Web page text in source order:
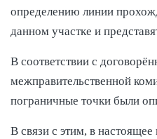
определению линии
данном участке и
В соответствии с
межправительственной
пограничные точки были
В связи с этим, в